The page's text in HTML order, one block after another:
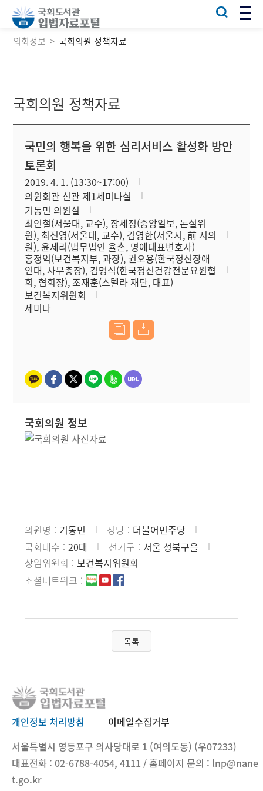
의회정보 국회의원 정책자료
국회의원 정책자료
국민의 행복을 위한 심리서비스 활성화 방안
토론회
2019. 4. 1. (13:30~17:00)
의원회관 신관 제1세미나실
기동민 의원실
최인철(서울대, 교수), 장세정(중앙일보, 논설위
원), 최진영(서울대, 교수), 김영한(서울시, 前 시의
원), 윤세리(법무법인 율촌, 명예대표변호사)
홍정익(보건복지부, 과장), 권오용(한국정신장애
연대, 사무총장), 김명식(한국정신건강전문요원협
회, 협회장), 조재훈(스텔라 재단, 대표)
보건복지위원회
세미나
국회의원 정보
의원명 기동민 정당
더불어민주당
국회대수
20대 선거구
서울 성북구을
상임위원회
보건복지위원회
소셜네트워크
목록
개인정보 처리방침
이메일수집거부
서울특별시 영등포구 의사당대로 1 (여의도동) (우07233)
대표전화 : 02-6788-4054, 4111 / 홈페이지 문의 : lnp@nane
t.go.kr